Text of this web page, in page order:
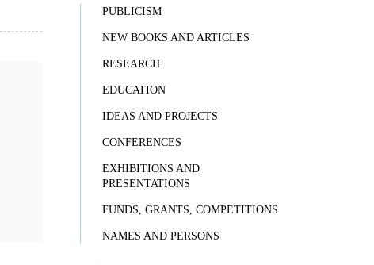
PUBLICISM
NEW BOOKS AND ARTICLES
RESEARCH
EDUCATION
IDEAS AND PROJECTS
CONFERENCES
EXHIBITIONS AND
PRESENTATIONS
FUNDS, GRANTS, COMPETITIONS
NAMES AND PERSONS